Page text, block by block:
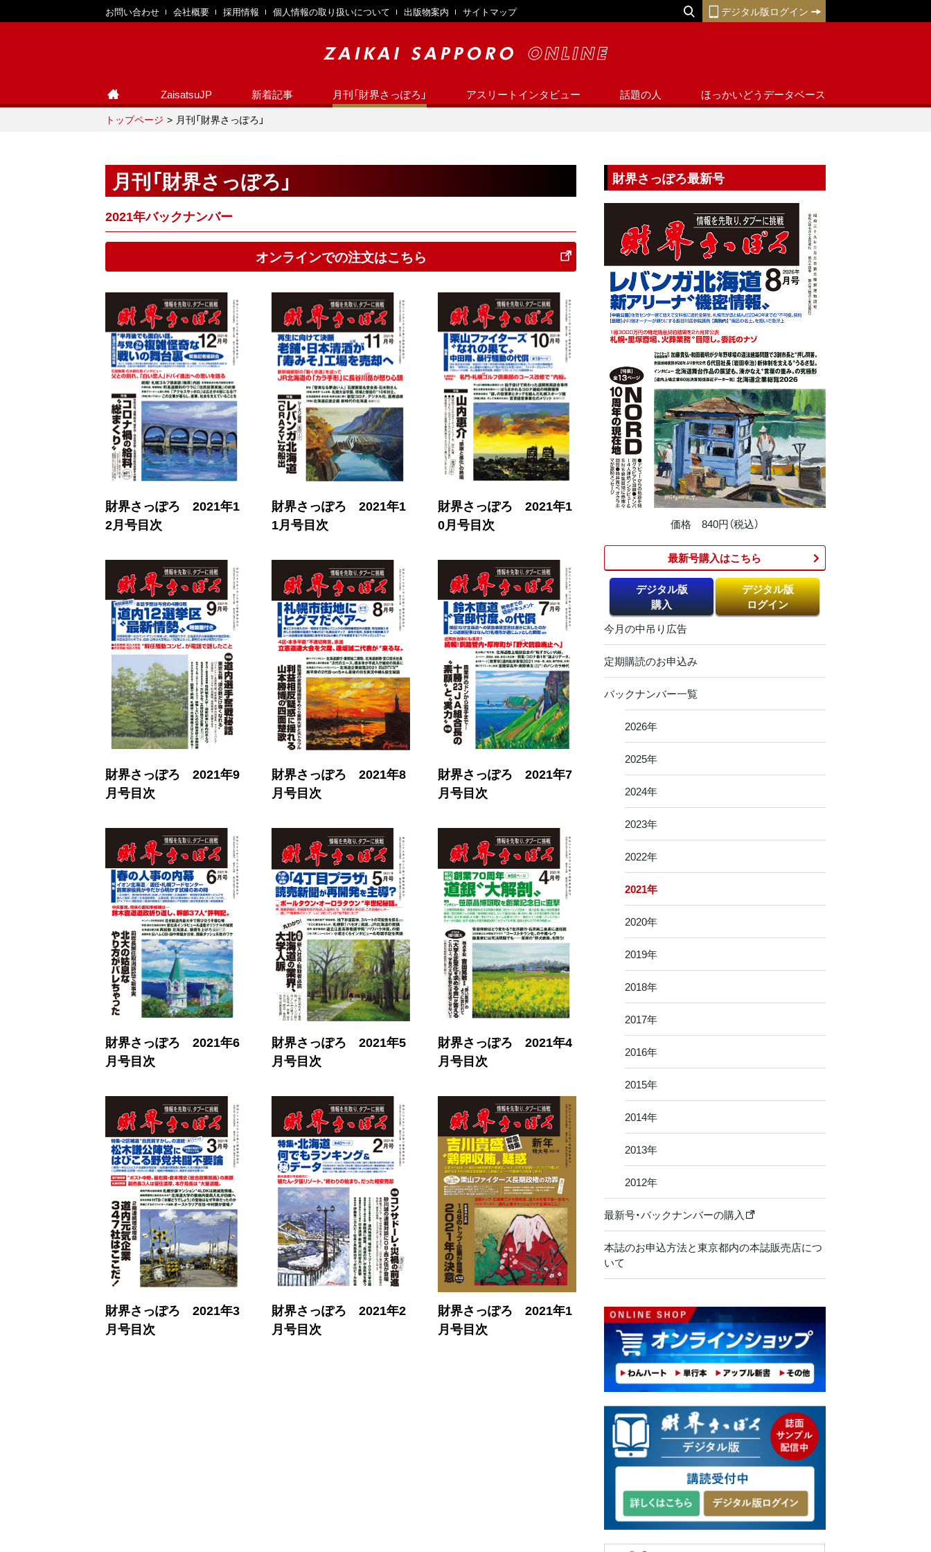
お問い合わせ 会社概要 採用情報 個人情報の取り扱いについて 出版物案内 サイトマップ デジタル版ログイン
ZaisatsuJP 新着記事 月刊「財界さっぽろ」 アスリートインタビュー 話題の人 ほっかいどうデータベース
トップページ 月刊「財界さっぽろ」
月刊「財界さっぽろ」
2021年バックナンバー
オンラインでの注文はこちら
財界さっぽろ 2021年1
2月号目次
財界さっぽろ 2021年1
1月号目次
財界さっぽろ 2021年1
0月号目次
財界さっぽろ 2021年9
月号目次
財界さっぽろ 2021年8
月号目次
財界さっぽろ 2021年7
月号目次
財界さっぽろ 2021年6
月号目次
財界さっぽろ 2021年5
月号目次
財界さっぽろ 2021年4
月号目次
財界さっぽろ 2021年3
月号目次
財界さっぽろ 2021年2
月号目次
財界さっぽろ 2021年1
月号目次
財界さっぽろ最新号
価格 840円（税込）
最新号購入はこちら​
デジタル版
購入
デジタル版
ログイン
今月の中吊り広告
定期購読のお申込み
バックナンバー一覧
2026年
2025年
2024年
2023年
2022年
2021年
2020年
2019年
2018年
2017年
2016年
2015年
2014年
2013年
2012年
最新号・バックナンバーの購入
本誌のお申込方法と東京都内の本誌販売店につ
いて